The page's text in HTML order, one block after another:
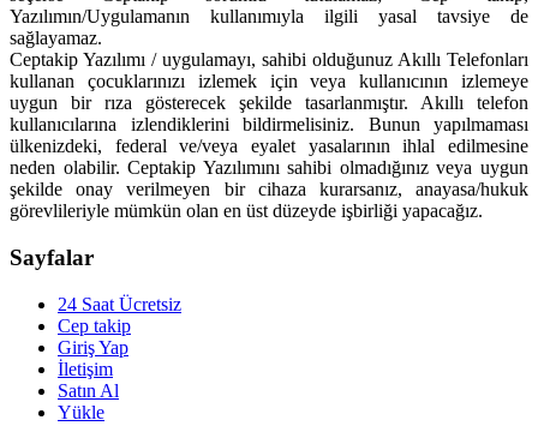
Yazılımın/Uygulamanın kullanımıyla ilgili yasal tavsiye de
sağlayamaz.
Ceptakip Yazılımı / uygulamayı, sahibi olduğunuz Akıllı Telefonları
kullanan çocuklarınızı izlemek için veya kullanıcının izlemeye
uygun bir rıza gösterecek şekilde tasarlanmıştır. Akıllı telefon
kullanıcılarına izlendiklerini bildirmelisiniz. Bunun yapılmaması
ülkenizdeki, federal ve/veya eyalet yasalarının ihlal edilmesine
neden olabilir. Ceptakip Yazılımını sahibi olmadığınız veya uygun
şekilde onay verilmeyen bir cihaza kurarsanız, anayasa/hukuk
görevlileriyle mümkün olan en üst düzeyde işbirliği yapacağız.
Sayfalar
24 Saat Ücretsiz
Cep takip
Giriş Yap
İletişim
Satın Al
Yükle